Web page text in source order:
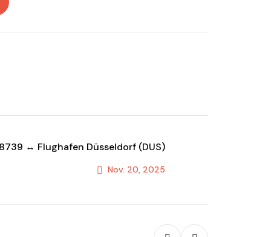
↔ Flughafen Düsseldorf (DUS)
Nov. 20, 2025